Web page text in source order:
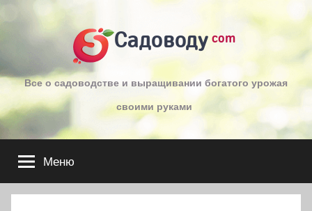
к
Садоводу com
Все о садоводстве и выращивании богатого урожая
своими руками
Меню